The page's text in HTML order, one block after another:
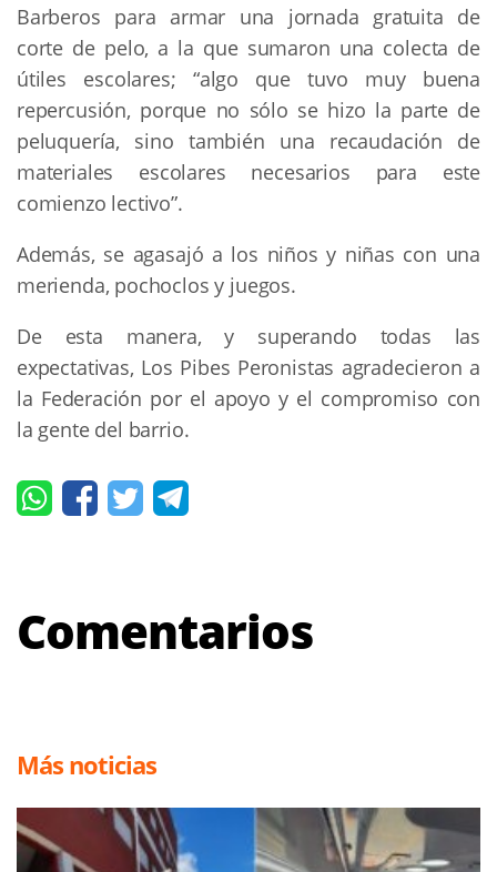
Barberos para armar una jornada gratuita de
corte de pelo, a la que sumaron una colecta de
útiles escolares; “algo que tuvo muy buena
repercusión, porque no sólo se hizo la parte de
peluquería, sino también una recaudación de
materiales escolares necesarios para este
comienzo lectivo”.
Además, se agasajó a los niños y niñas con una
merienda, pochoclos y juegos.
De esta manera, y superando todas las
expectativas, Los Pibes Peronistas agradecieron a
la Federación por el apoyo y el compromiso con
la gente del barrio.
Comentarios
Más noticias